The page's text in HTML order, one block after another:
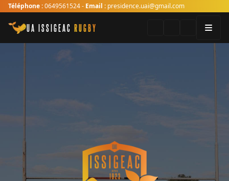
Téléphone :0649561524 - Email : presidence.uai@gmail.com
UA ISSIGEAC RUGBY